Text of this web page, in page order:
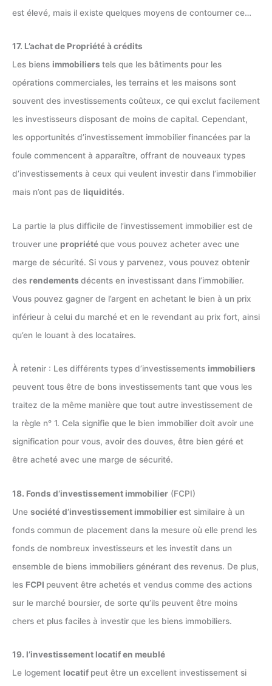
est élevé, mais il existe quelques moyens de contourner ce…
17. L’achat de Propriété à crédits
Les biens immobiliers tels que les bâtiments pour les
opérations commerciales, les terrains et les maisons sont
souvent des investissements coûteux, ce qui exclut facilement
les investisseurs disposant de moins de capital. Cependant,
les opportunités d’investissement immobilier financées par la
foule commencent à apparaître, offrant de nouveaux types
d’investissements à ceux qui veulent investir dans l’immobilier
mais n’ont pas de liquidités.
La partie la plus difficile de l’investissement immobilier est de
trouver une propriétéque vous pouvez acheter avec une
marge de sécurité. Si vous y parvenez, vous pouvez obtenir
des rendements décents en investissant dans l’immobilier.
Vous pouvez gagner de l’argent en achetant le bien à un prix
inférieur à celui du marché et en le revendant au prix fort, ainsi
qu’en le louant à des locataires.
À retenir : Les différents types d’investissements immobiliers
peuvent tous être de bons investissements tant que vous les
traitez de la même manière que tout autre investissement de
la règle n° 1. Cela signifie que le bien immobilier doit avoir une
signification pour vous, avoir des douves, être bien géré et
être acheté avec une marge de sécurité.
18. Fonds d’investissement immobilier (FCPI)
Une société d’investissement immobilier est similaire à un
fonds commun de placement dans la mesure où elle prend les
fonds de nombreux investisseurs et les investit dans un
ensemble de biens immobiliers générant des revenus. De plus,
les FCPI peuvent être achetés et vendus comme des actions
sur le marché boursier, de sorte qu’ils peuvent être moins
chers et plus faciles à investir que les biens immobiliers.
19. l’investissement locatif en meublé
Le logement locatif peut être un excellent investissement si